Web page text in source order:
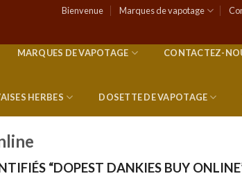
Bienvenue Marques de vapotage
MARQUES DE VAPOTAGE CONTACTEZ-
HERBES DOSETTE DE VAPOTAGE
“DOPEST DANKIES BUY